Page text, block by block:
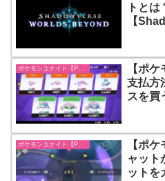
トと
【
ポケモンユナイト【Pokémon UNITE】
【ポ
支払方
スを買
ポケモンユナイト【Pokémon UNITE】
【ポ
ャット
ットを